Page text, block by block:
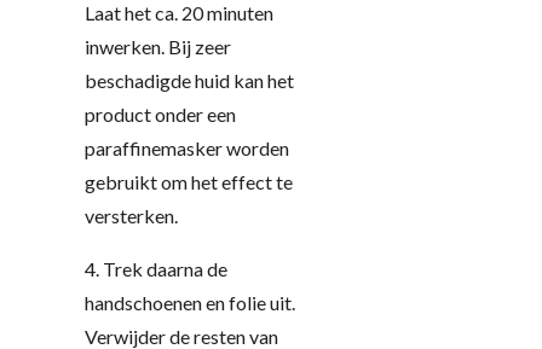
Laat het ca. 20 minuten
inwerken. Bij zeer
beschadigde huid kan het
product onder een
paraffinemasker worden
gebruikt om het effect te
versterken.
4. Trek daarna de
handschoenen en folie uit.
Verwijder de resten van